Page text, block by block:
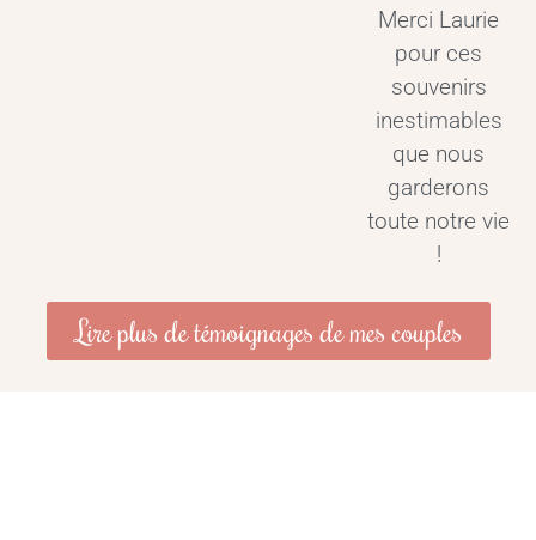
Merci Laurie
pour ces
souvenirs
inestimables
que nous
garderons
toute notre vie
!
Lire plus de témoignages de mes couples